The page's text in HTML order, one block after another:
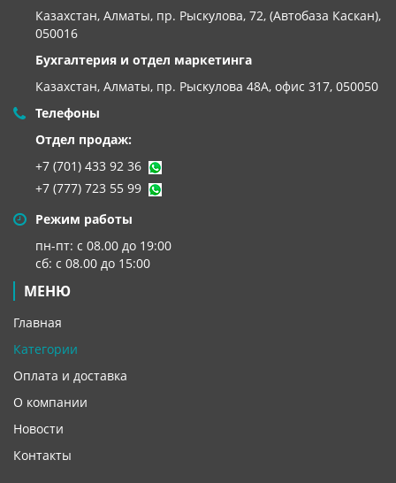
Казахстан, Алматы, пр. Рыскулова, 72, (Автобаза Каскан),
050016
Бухгалтерия и отдел маркетинга
Казахстан, Алматы, пр. Рыскулова 48А, офис 317, 050050
Телефоны
Отдел продаж:
+7 (701) 433 92 36
+7 (777) 723 55 99
Режим работы
пн-пт: с 08.00 до 19:00
сб: с 08.00 до 15:00
МЕНЮ
Главная
Категории
Оплата и доставка
О компании
Новости
Контакты